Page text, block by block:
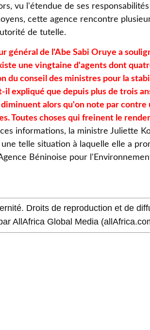
vu l'étendue de ses
cette agence rencontre
de tutelle.
général de l'Abe Sabi Oruye a
une vingtaine d'agents dont
du conseil des ministres pour la
il expliqué que depuis plus de trois
alors qu'on note par contre
Toutes choses qui freinent le
informations, la ministre Juliette
telle situation à laquelle elle a
Béninoise pour
Droits de reproduction et de
AllAfrica Global Media